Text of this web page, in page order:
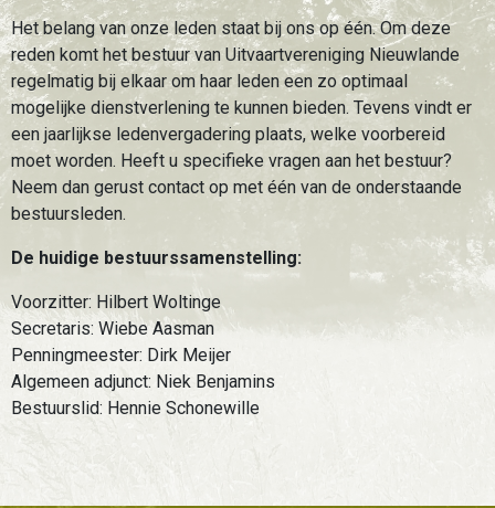
Het belang van onze leden staat bij ons op één. Om deze
reden komt het bestuur van Uitvaartvereniging Nieuwlande
regelmatig bij elkaar om haar leden een zo optimaal
mogelijke dienstverlening te kunnen bieden. Tevens vindt er
een jaarlijkse ledenvergadering plaats, welke voorbereid
moet worden. Heeft u specifieke vragen aan het bestuur?
Neem dan gerust contact op met één van de onderstaande
bestuursleden.
De huidige bestuurssamenstelling:
Voorzitter: Hilbert Woltinge
Secretaris: Wiebe Aasman
Penningmeester: Dirk Meijer
Algemeen adjunct: Niek Benjamins
Bestuurslid: Hennie Schonewille